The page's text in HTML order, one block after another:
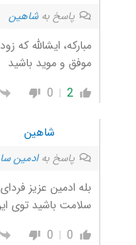
پاسخ بهشاهین
مبارکه، ایشالله که
موفق و موید باشید
2
0
شاهین
پاسخ بهادمین
بله ادمین عزیز
سلامت باشید توی
0
0